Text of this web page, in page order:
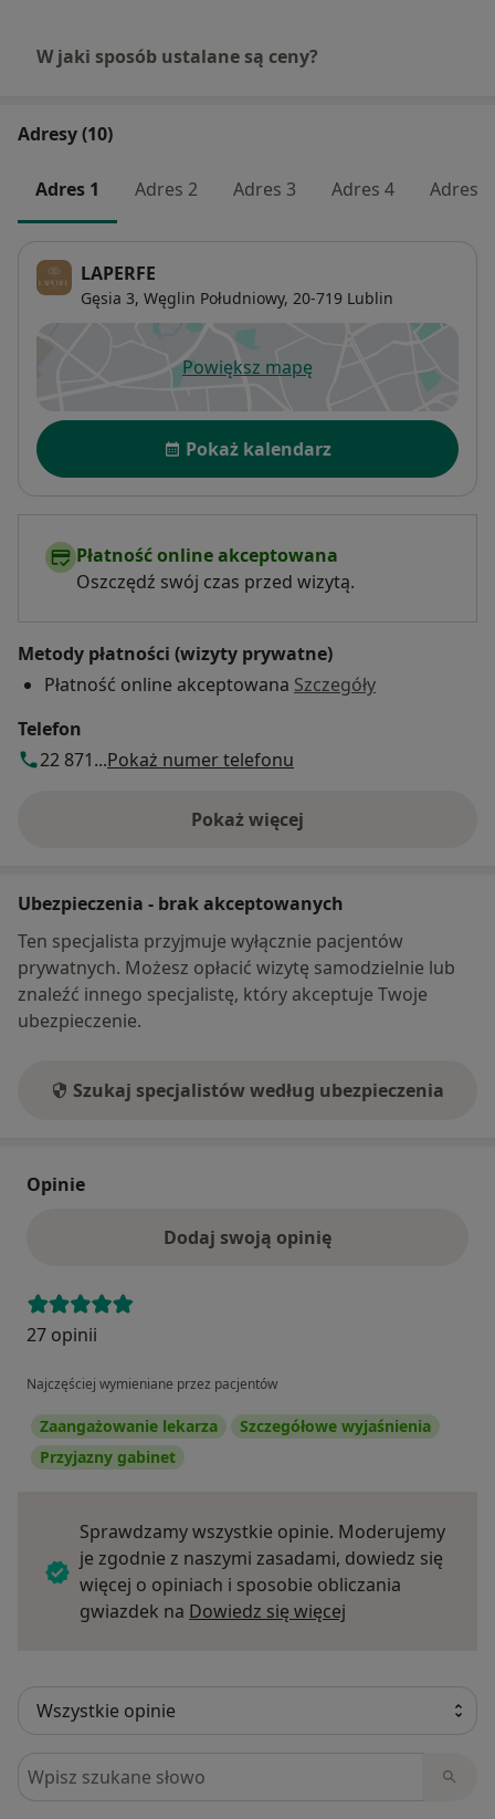
W jaki sposób ustalane są ceny?
Adresy (10)
Adres 1 Adres 2 Adres 3 Adres 4 Adres 5
LAPERFE
Gęsia 3, Węglin Południowy, 20-719 Lublin
Powiększ mapęotwiera się w nowej karcie
Dostępność
Pokaż kalendarz
Płatność online akceptowana
Oszczędź swój czas przed wizytą.
Metody płatności (wizyty prywatne)
Płatność online akceptowana Szczegóły
Telefon
22 871...Pokaż numer telefonu
Pokaż więcej
o adresie
Ubezpieczenia - brak akceptowanych
Ten specjalista przyjmuje wyłącznie pacjentów
prywatnych. Możesz opłacić wizytę samodzielnie lub
znaleźć innego specjalistę, który akceptuje Twoje
ubezpieczenie.
Szukaj specjalistów według ubezpieczenia
Opinie
Dodaj swoją opinię
27 opinii
Najczęściej wymieniane przez pacjentów
Zaangażowanie lekarza
Szczegółowe wyjaśnienia
Przyjazny gabinet
Sprawdzamy wszystkie opinie. Moderujemy
je zgodnie z naszymi zasadami, dowiedz się
więcej o opiniach i sposobie obliczania
gwiazdek na Dowiedz się więcej
Szukaj w opiniach